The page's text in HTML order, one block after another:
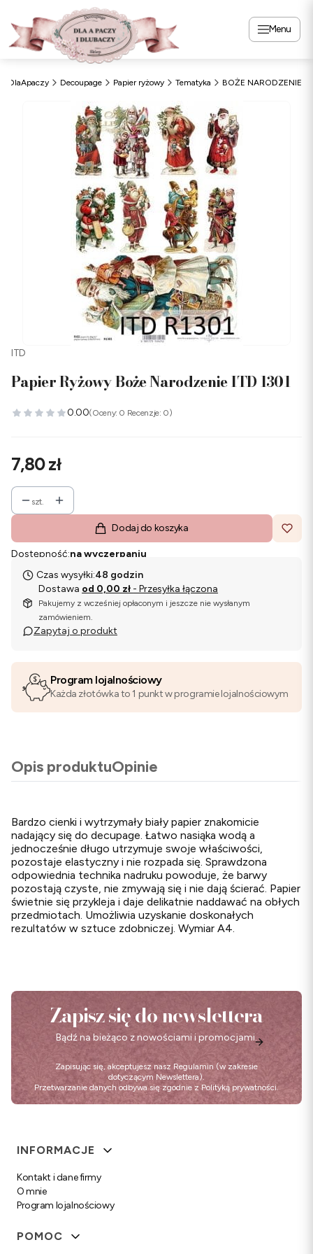
Menu
DlaApaczy Decoupage Papier ryżowy Tematyka BOŻE NARODZENIE
ITD
Papier Ryżowy Boże Narodzenie ITD 1301
0.00(Oceny: 0 Recenzje: 0)
Cena
7,80 zł
szt.
Dodaj do koszyka
Dostępność:na wyczerpaniu
Czas wysyłki:48 godzin
Dostawa od 0,00 zł - Przesyłka łączona
Pakujemy z wcześniej opłaconym i jeszcze nie wysłanym
zamówieniem.
Zapytaj o produkt
Program lojalnościowy
Każda złotówka to 1 punkt w programie lojalnościowym
Opis produktuOpinie
Bardzo cienki i wytrzymały biały papier znakomicie
nadający się do decupage. Łatwo nasiąka wodą a
jednocześnie długo utrzymuje swoje właściwości,
pozostaje elastyczny i nie rozpada się. Sprawdzona
odpowiednia technika nadruku powoduje, że barwy
pozostają czyste, nie zmywają się i nie dają ścierać. Papier
świetnie się przykleja i daje delikatnie naddawać na obłych
przedmiotach. Umożliwia uzyskanie doskonałych
rezultatów w sztuce zdobniczej. Wymiar A4.
Zapisz się do newslettera
Bądź na bieżąco z nowościami i promocjami.
Zapisując się, akceptujesz nasz Regulamin (w zakresie
dotyczącym Newslettera).
Przetwarzanie danych odbywa się zgodnie z Polityką prywatności.
Linki w stopce
INFORMACJE
Kontakt i dane firmy
O mnie
Program lojalnościowy
POMOC